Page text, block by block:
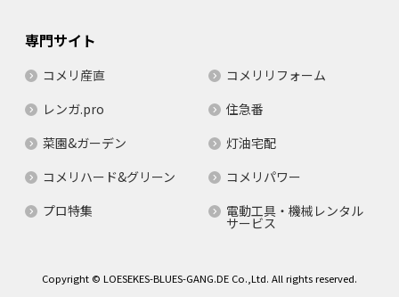
専門サイト
コメリ産直
コメリリフォーム
レンガ.pro
住急番
菜園&ガーデン
灯油宅配
コメリハード&グリーン
コメリパワー
プロ特集
電動工具・機械レンタル
サービス
Copyright © LOESEKES-BLUES-GANG.DE Co.,Ltd. All rights reserved.